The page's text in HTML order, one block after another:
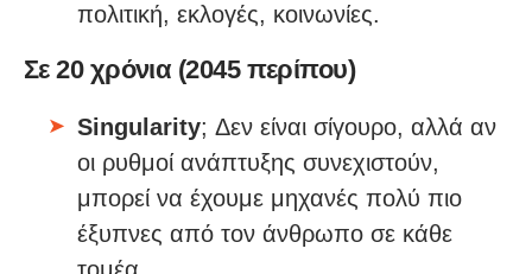
πολιτική, εκλογές, κοινωνίες.
Σε 20 χρόνια (2045 περίπου)
Singularity; Δεν είναι σίγουρο, αλλά αν
οι ρυθμοί ανάπτυξης συνεχιστούν,
μπορεί να έχουμε μηχανές πολύ πιο
έξυπνες από τον άνθρωπο σε κάθε